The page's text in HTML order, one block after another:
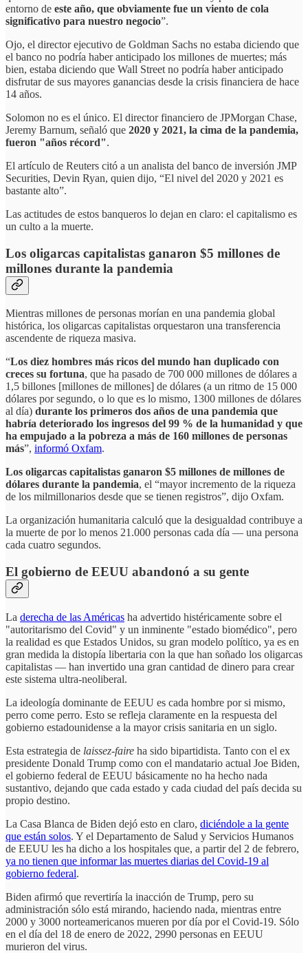
entorno de este año, que obviamente fue un viento de cola
significativo para nuestro negocio”.
Ojo, el director ejecutivo de Goldman Sachs no estaba diciendo que
el banco no podría haber anticipado los millones de muertes; más
bien, estaba diciendo que Wall Street no podría haber anticipado
disfrutar de sus mayores ganancias desde la crisis financiera de hace
14 años.
Solomon no es el único. El director financiero de JPMorgan Chase,
Jeremy Barnum, señaló que 2020 y 2021, la cima de la pandemia,
fueron "años récord".
El artículo de Reuters citó a un analista del banco de inversión JMP
Securities, Devin Ryan, quien dijo, “El nivel del 2020 y 2021 es
bastante alto”.
Las actitudes de estos banqueros lo dejan en claro: el capitalismo es
un culto a la muerte.
Los oligarcas capitalistas ganaron $5 millones de
millones durante la pandemia
Mientras millones de personas morían en una pandemia global
histórica, los oligarcas capitalistas orquestaron una transferencia
ascendente de riqueza masiva.
“Los diez hombres más ricos del mundo han duplicado con
creces su fortuna, que ha pasado de 700 000 millones de dólares a
1,5 billones [millones de millones] de dólares (a un ritmo de 15 000
dólares por segundo, o lo que es lo mismo, 1300 millones de dólares
al día) durante los primeros dos años de una pandemia que
habría deteriorado los ingresos del 99 % de la humanidad y que
ha empujado a la pobreza a más de 160 millones de personas
más”, informó Oxfam.
Los oligarcas capitalistas ganaron $5 millones de millones de
dólares durante la pandemia, el “mayor incremento de la riqueza
de los milmillonarios desde que se tienen registros”, dijo Oxfam.
La organización humanitaria calculó que la desigualdad contribuye a
la muerte de por lo menos 21.000 personas cada día — una persona
cada cuatro segundos.
El gobierno de EEUU abandonó a su gente
La derecha de las Américas ha advertido histéricamente sobre el
"autoritarismo del Covid" y un inminente "estado biomédico", pero
la realidad es que Estados Unidos, su gran modelo político, ya es en
gran medida la distopía libertaria con la que han soñado los oligarcas
capitalistas — han invertido una gran cantidad de dinero para crear
este sistema ultra-neoliberal.
La ideología dominante de EEUU es cada hombre por si mismo,
perro come perro. Esto se refleja claramente en la respuesta del
gobierno estadounidense a la mayor crisis sanitaria en un siglo.
Esta estrategia de laissez-faire ha sido bipartidista. Tanto con el ex
presidente Donald Trump como con el mandatario actual Joe Biden,
el gobierno federal de EEUU básicamente no ha hecho nada
sustantivo, dejando que cada estado y cada ciudad del país decida su
propio destino.
La Casa Blanca de Biden dejó esto en claro, diciéndole a la gente
que están solos. Y el Departamento de Salud y Servicios Humanos
de EEUU les ha dicho a los hospitales que, a partir del 2 de febrero,
ya no tienen que informar las muertes diarias del Covid-19 al
gobierno federal.
Biden afirmó que revertiría la inacción de Trump, pero su
administración sólo está mirando, haciendo nada, mientras entre
2000 y 3000 norteamericanos mueren por día por el Covid-19. Sólo
en el día del 18 de enero de 2022, 2990 personas en EEUU
murieron del virus.